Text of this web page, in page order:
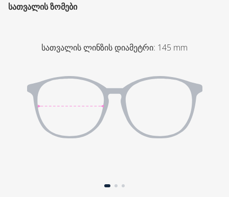
ᲡᲐᲗᲕᲐᲚᲘᲡ ᲖᲝᲛᲔᲑᲘ
სათვალის ლინზის დიამეტრი: 145 mm